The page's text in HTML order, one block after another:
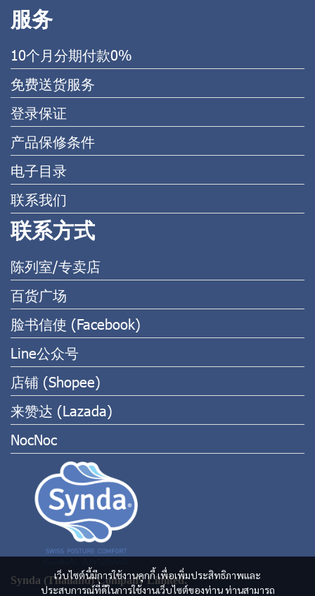
เว็บไซต์นี้มีการใช้งานคุกกี้ เพื่อเพิ่มประสิทธิภาพและ
ประสบการณ์ที่ดีในการใช้งานเว็บไซต์ของท่าน ท่านสามารถ
服务
10个月分期付款0%
免费送货服务
登录保证
产品保修条件
电子目录
联系我们
联系方式
陈列室/专卖店
百货广场
脸书信使 (Facebook)
Line公众号
店铺 (Shopee)
来赞达 (Lazada)
NocNoc
Synda (Thailand) Company Limited.